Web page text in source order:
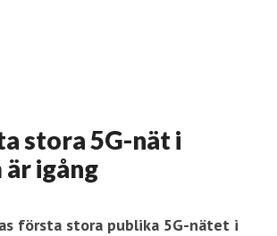
stora 5G-nät i
igång
första stora publika 5G-nätet i